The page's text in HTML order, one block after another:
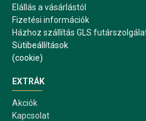
Elállás a vásárlástól
Fizetési információk
Házhoz szállítás GLS
Sütibeállítások
(cookie)
EXTRÁK
Akciók
Kapcsolat